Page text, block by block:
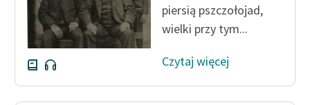
piersią pszczołojad,
wielki przy tym...
Czytaj więcej